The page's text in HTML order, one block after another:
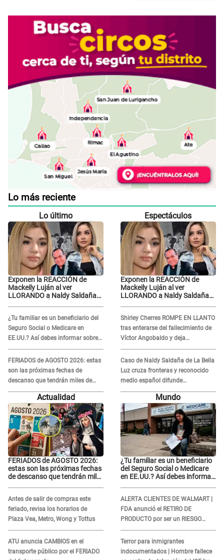
Lo más reciente
Lo último
Exponen la REACCIÓN de
Mackeily Luján al ver
LLORANDO a Naldy Saldaña
¿Tu familiar es un beneficiario del
Seguro Social o Medicare en
EE.UU.? Así debes informar sobre
su muerte para EVITAR COBROS
FERIADOS de AGOSTO 2026: estas
son las próximas fechas de
descanso que tendrán miles de
peruanos
Espectáculos
Exponen la REACCIÓN de
Mackeily Luján al ver
LLORANDO a Naldy Saldaña
Shirley Cherres ROMPE EN LLANTO
tras enterarse del fallecimiento de
Víctor Angobaldo y deja
DESGARRADOR mensaje: "Mi
corazón está roto..."
Caso de Naldy Saldaña de La Bella
Luz cruza fronteras y reconocido
medio español difunde
INDIGNANTE video: "Un hombre
semicalvo que le dobla la edad"
Actualidad
FERIADOS de AGOSTO 2026:
estas son las próximas fechas
de descanso que tendrán miles
Antes de salir de compras este
feriado, revisa los horarios de
Plaza Vea, Metro, Wong y Tottus
ATU anuncia CAMBIOS en el
transporte público por el FERIADO
Mundo
¿Tu familiar es un beneficiario
del Seguro Social o Medicare
en EE.UU.? Así debes informar
ALERTA CLIENTES DE WALMART |
FDA anunció el RETIRO DE
PRODUCTO por ser un RIESGO
MORTAL para consumidores: ¿Cuál
es?
Terror para inmigrantes
indocumentados | Hombre fallece